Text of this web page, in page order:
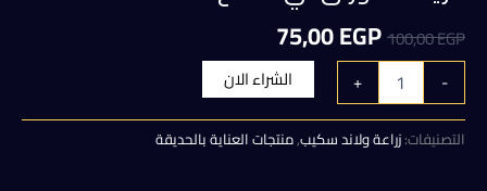
100,00EGP
السعر
الأصلي
هو:
100,00 EGP.
75,00EGP
الحالي
هو:
75,00 EGP.
-
كمية
جرانستار
مبيد
حشائش
+ الشراء الان
التصنيفات:زراعة ولاند سكيب,منتجات العناية بالحديقة